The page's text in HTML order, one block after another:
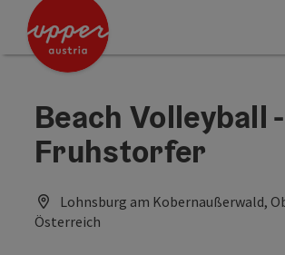
Accesskey
Accesskey
Beach Volleyball -
Fruhstorfer
Lohnsburg am Kobernaußerwald,
Österreich